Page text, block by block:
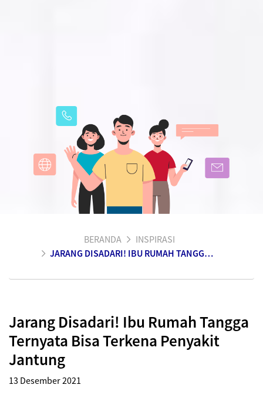
BERANDA
INSPIRASI
JARANG DISADARI! IBU RUMAH TANGGA TERNYATA BISA TERKENA PENYAKIT JANTUNG
Jarang Disadari! Ibu Rumah Tangga
Ternyata Bisa Terkena Penyakit
Jantung
13 Desember 2021